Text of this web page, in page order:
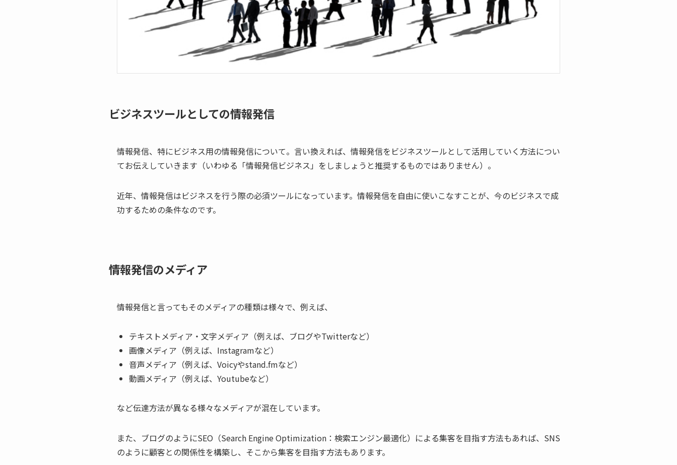
ビジネスツールとしての情報発信
情報発信、特にビジネス用の情報発信について。言い換えれば、情報発信をビジネスツールとして活用していく方法につい
てお伝えしていきます（いわゆる「情報発信ビジネス」をしましょうと推奨するものではありません）。
近年、情報発信はビジネスを行う際の必須ツールになっています。情報発信を自由に使いこなすことが、今のビジネスで成
功するための条件なのです。
情報発信のメディア
情報発信と言ってもそのメディアの種類は様々で、例えば、
テキストメディア・文字メディア（例えば、ブログやTwitterなど）
画像メディア（例えば、Instagramなど）
音声メディア（例えば、Voicyやstand.fmなど）
動画メディア（例えば、Youtubeなど）
など伝達方法が異なる様々なメディアが混在しています。
また、ブログのようにSEO（Search Engine Optimization：検索エンジン最適化）による集客を目指す方法もあれば、SNS
のように顧客との関係性を構築し、そこから集客を目指す方法もあります。